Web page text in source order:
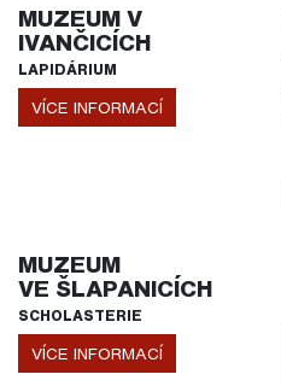
MUZEUM V
IVANČICÍCH
LAPIDÁRIUM
VÍCE INFORMACÍ
MUZEUM
VE ŠLAPANICÍCH
SCHOLASTERIE
VÍCE INFORMACÍ